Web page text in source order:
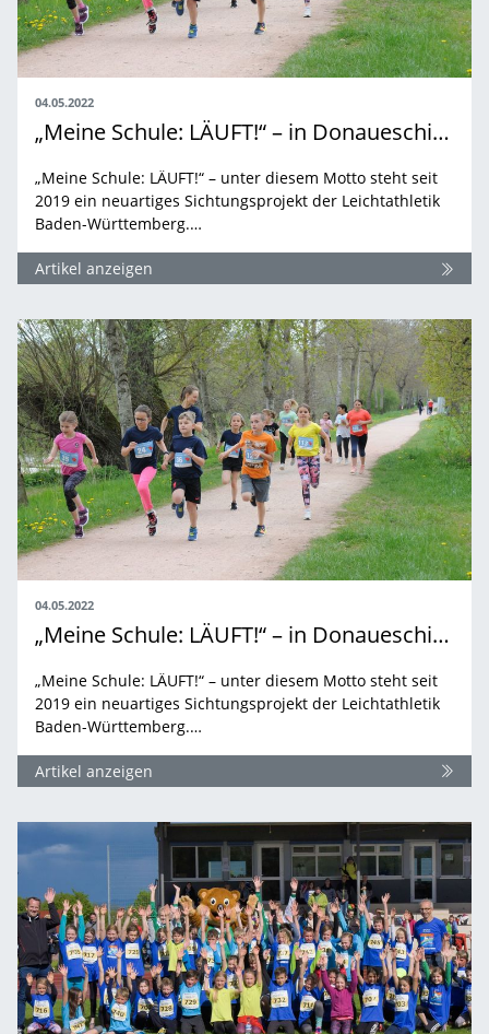
04.05.2022
„Meine Schule: LÄUFT!“ – in Donaueschingen
„Meine Schule: LÄUFT!“ – unter diesem Motto steht seit
2019 ein neuartiges Sichtungsprojekt der Leichtathletik
Baden-Württemberg.…
Artikel anzeigen
04.05.2022
„Meine Schule: LÄUFT!“ – in Donaueschingen
„Meine Schule: LÄUFT!“ – unter diesem Motto steht seit
2019 ein neuartiges Sichtungsprojekt der Leichtathletik
Baden-Württemberg.…
Artikel anzeigen